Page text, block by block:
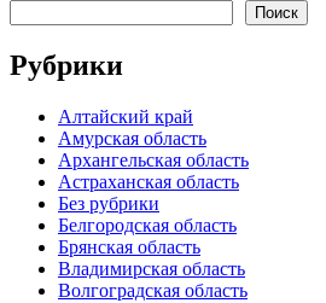
Поиск
Рубрики
Алтайский край
Амурская область
Архангельская область
Астраханская область
Без рубрики
Белгородская область
Брянская область
Владимирская область
Волгоградская область